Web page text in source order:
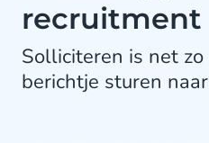
recruitment
Solliciteren is net
berichtje sturen